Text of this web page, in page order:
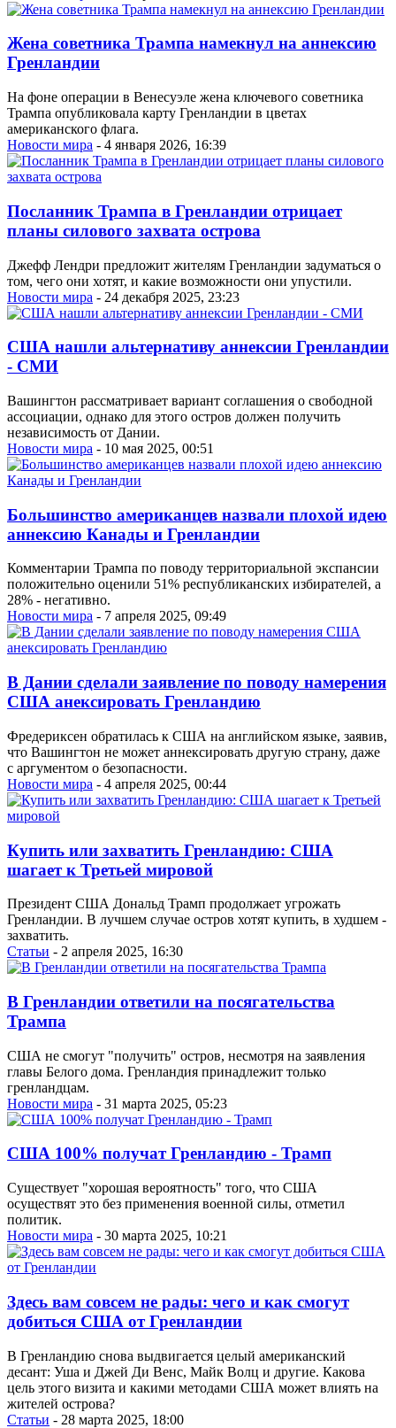
Жена советника Трампа намекнул на аннексию
Гренландии
На фоне операции в Венесуэле жена ключевого советника
Трампа опубликовала карту Гренландии в цветах
американского флага.
Новости мира - 4 января 2026, 16:39
Посланник Трампа в Гренландии отрицает
планы силового захвата острова
Джефф Лендри предложит жителям Гренландии задуматься о
том, чего они хотят, и какие возможности они упустили.
Новости мира - 24 декабря 2025, 23:23
США нашли альтернативу аннексии Гренландии
- СМИ
Вашингтон рассматривает вариант соглашения о свободной
ассоциации, однако для этого остров должен получить
независимость от Дании.
Новости мира - 10 мая 2025, 00:51
Большинство американцев назвали плохой идею
аннексию Канады и Гренландии
Комментарии Трампа по поводу территориальной экспансии
положительно оценили 51% республиканских избирателей, а
28% - негативно.
Новости мира - 7 апреля 2025, 09:49
В Дании сделали заявление по поводу намерения
США анексировать Гренландию
Фредериксен обратилась к США на английском языке, заявив,
что Вашингтон не может аннексировать другую страну, даже
с аргументом о безопасности.
Новости мира - 4 апреля 2025, 00:44
Купить или захватить Гренландию: США
шагает к Третьей мировой
Президент США Дональд Трамп продолжает угрожать
Гренландии. В лучшем случае остров хотят купить, в худшем -
захватить.
Статьи - 2 апреля 2025, 16:30
В Гренландии ответили на посягательства
Трампа
США не смогут "получить" остров, несмотря на заявления
главы Белого дома. Гренландия принадлежит только
гренландцам.
Новости мира - 31 марта 2025, 05:23
США 100% получат Гренландию - Трамп
Существует "хорошая вероятность" того, что США
осуществят это без применения военной силы, отметил
политик.
Новости мира - 30 марта 2025, 10:21
Здесь вам совсем не рады: чего и как смогут
добиться США от Гренландии
В Гренландию снова выдвигается целый американский
десант: Уша и Джей Ди Венс, Майк Волц и другие. Какова
цель этого визита и какими методами США может влиять на
жителей острова?
Статьи - 28 марта 2025, 18:00